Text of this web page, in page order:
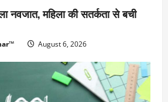
नवजात, महिला की सतर्कता से बची
August 6, 2026